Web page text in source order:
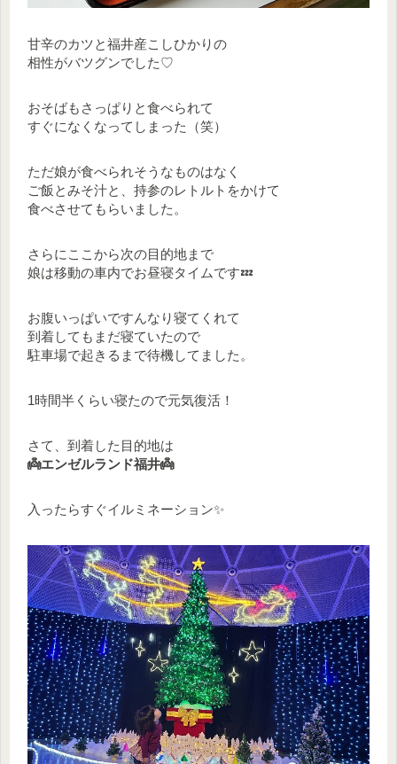
甘辛のカツと福井産こしひかりの
相性がバツグンでした♡
おそばもさっぱりと食べられて
すぐになくなってしまった（笑）
ただ娘が食べられそうなものはなく
ご飯とみそ汁と、持参のレトルトをかけて
食べさせてもらいました。
さらにここから次の目的地まで
娘は移動の車内でお昼寝タイムです💤
お腹いっぱいですんなり寝てくれて
到着してもまだ寝ていたので
駐車場で起きるまで待機してました。
1時間半くらい寝たので元気復活！
さて、到着した目的地は
👼エンゼルランド福井👼
入ったらすぐイルミネーション✨